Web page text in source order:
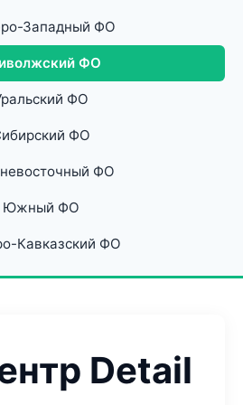
Западный ФО
ФО
ФО
ФО
ФО
Южный ФО
Кавказский ФО
Detail